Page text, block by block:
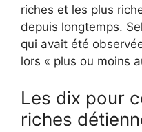
riches et les plus
depuis longtemps.
qui avait été
lors « plus ou moins
Les dix pour
riches